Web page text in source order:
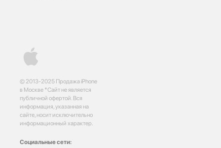
© 2013-2025 Продажа iPhone
в Москве *Сайт не является
публичной офертой. Вся
информация, указанная на
сайте, носит исключительно
информационный характер.
Социальные сети: